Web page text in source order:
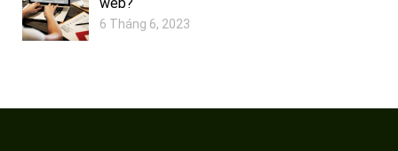
6 Tháng 6, 2023